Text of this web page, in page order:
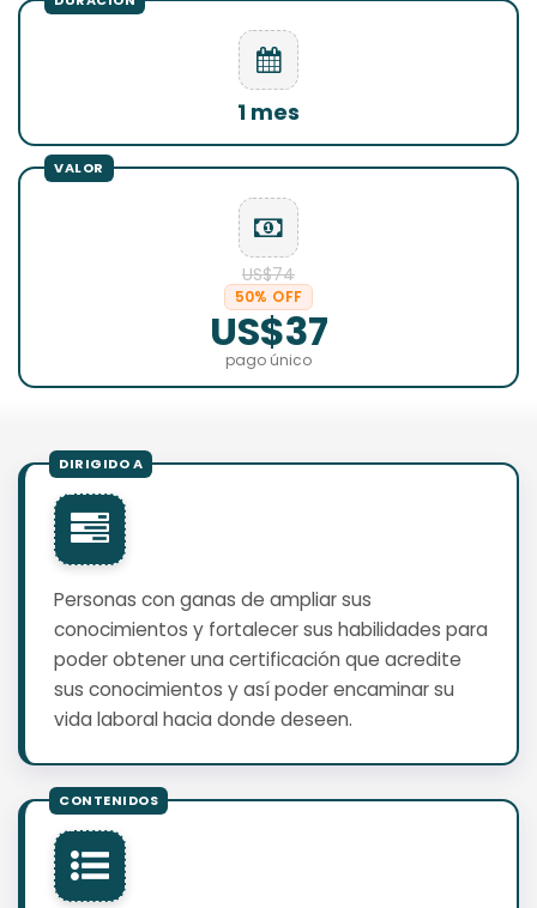
1 mes
US$74
50% OFF
US$37
pago único
Personas con ganas de ampliar sus
conocimientos y fortalecer sus habilidades para
poder obtener una certificación que acredite
sus conocimientos y así poder encaminar su
vida laboral hacia donde deseen.